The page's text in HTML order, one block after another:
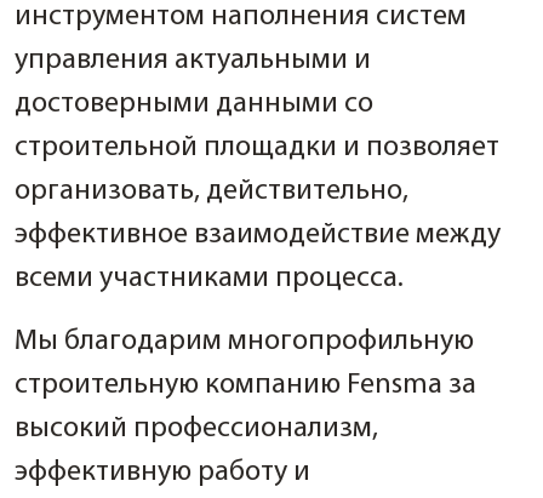
инструментом наполнения систем
управления актуальными и
достоверными данными со
строительной площадки и позволяет
организовать, действительно,
эффективное взаимодействие между
всеми участниками процесса.
Мы благодарим многопрофильную
строительную компанию Fensma за
высокий профессионализм,
эффективную работу и